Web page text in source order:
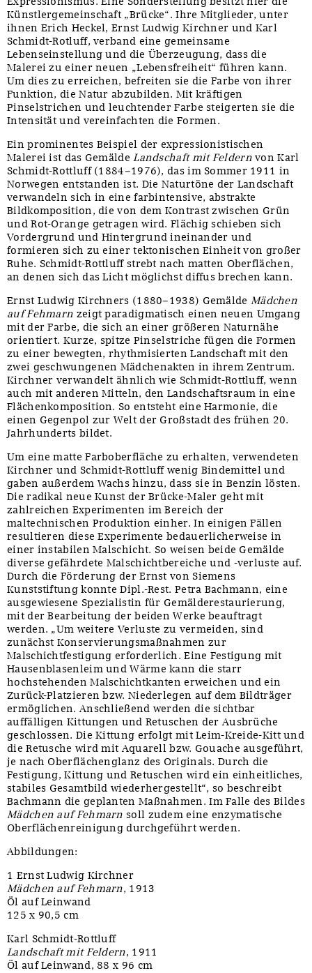
Künstlergemeinschaft „Brücke“. Ihre Mitglieder, unter
ihnen Erich Heckel, Ernst Ludwig Kirchner und Karl
Schmidt-Rotluff, verband eine gemeinsame
Lebenseinstellung und die Überzeugung, dass die
Malerei zu einer neuen „Lebensfreiheit“ führen kann.
Um dies zu erreichen, befreiten sie die Farbe von ihrer
Funktion, die Natur abzubilden. Mit kräftigen
Pinselstrichen und leuchtender Farbe steigerten sie die
Intensität und vereinfachten die Formen.
Ein prominentes Beispiel der expressionistischen
Malerei ist das GemäldeLandschaft mit Feldernvon Karl
Schmidt-Rottluff (1884–1976), das im Sommer 1911 in
Norwegen entstanden ist. Die Naturtöne der Landschaft
verwandeln sich in eine farbintensive, abstrakte
Bildkomposition, die von dem Kontrast zwischen Grün
und Rot-Orange getragen wird. Flächig schieben sich
Vordergrund und Hintergrund ineinander und
formieren sich zu einer tektonischen Einheit von großer
Ruhe. Schmidt-Rottluff strebt nach matten Oberflächen,
an denen sich das Licht möglichst diffus brechen kann.
Ernst Ludwig Kirchners (1880–1938) Gemälde Mädchen
auf Fehmarn zeigt paradigmatisch einen neuen Umgang
mit der Farbe, die sich an einer größeren Naturnähe
orientiert. Kurze, spitze Pinselstriche fügen die Formen
zu einer bewegten, rhythmisierten Landschaft mit den
zwei geschwungenen Mädchenakten in ihrem Zentrum.
Kirchner verwandelt ähnlich wie Schmidt-Rottluff, wenn
auch mit anderen Mitteln, den Landschaftsraum in eine
Flächenkomposition. So entsteht eine Harmonie, die
einen Gegenpol zur Welt der Großstadt des frühen 20.
Jahrhunderts bildet.
Um eine matte Farboberfläche zu erhalten, verwendeten
Kirchner und Schmidt-Rottluff wenig Bindemittel und
gaben außerdem Wachs hinzu, dass sie in Benzin lösten.
Die radikal neue Kunst der Brücke-Maler geht mit
zahlreichen Experimenten im Bereich der
maltechnischen Produktion einher. In einigen Fällen
resultieren diese Experimente bedauerlicherweise in
einer instabilen Malschicht. So weisen beide Gemälde
diverse gefährdete Malschichtbereiche und -verluste auf.
Durch die Förderung der Ernst von Siemens
Kunststiftung konnte Dipl.-Rest. Petra Bachmann, eine
ausgewiesene Spezialistin für Gemälderestaurierung,
mit der Bearbeitung der beiden Werke beauftragt
werden. „Um weitere Verluste zu vermeiden, sind
zunächst Konservierungsmaßnahmen zur
Malschichtfestigung erforderlich. Eine Festigung mit
Hausenblasenleim und Wärme kann die starr
hochstehenden Malschichtkanten erweichen und ein
Zurück-Platzieren bzw. Niederlegen auf dem Bildträger
ermöglichen. Anschließend werden die sichtbar
auffälligen Kittungen und Retuschen der Ausbrüche
geschlossen. Die Kittung erfolgt mit Leim-Kreide-Kitt und
die Retusche wird mit Aquarell bzw. Gouache ausgeführt,
je nach Oberflächenglanz des Originals. Durch die
Festigung, Kittung und Retuschen wird ein einheitliches,
stabiles Gesamtbild wiederhergestellt“, so beschreibt
Bachmann die geplanten Maßnahmen. Im Falle des Bildes
Mädchen auf Fehmarn soll zudem eine enzymatische
Oberflächenreinigung durchgeführt werden.
Abbildungen:
1 Ernst Ludwig Kirchner
Mädchen auf Fehmarn, 1913
Öl auf Leinwand
125 x 90,5 cm
Karl Schmidt-Rottluff
Landschaft mit Feldern, 1911
Öl auf Leinwand, 88 x 96 cm